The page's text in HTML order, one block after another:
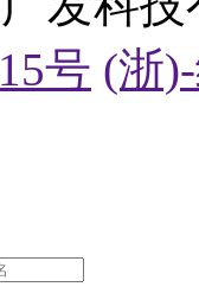
发科
号 (浙